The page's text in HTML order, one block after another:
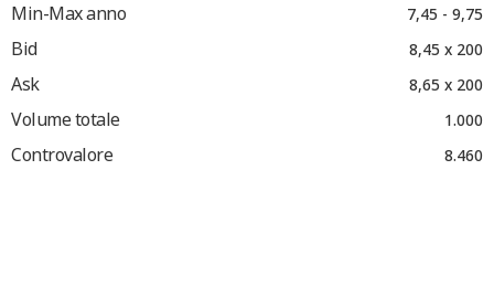
Min-Max anno 7,45 - 9,75
Bid 8,45 x 200
Ask 8,65 x 200
Volume totale 1.000
Controvalore 8.460